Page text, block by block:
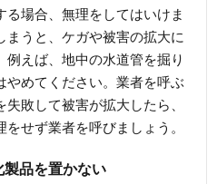
場合、無理をしてはいけま
うと、ケガや被害の拡大に
えば、地中の水道管を掘り
やめてください。業者を呼ぶ
敗して被害が拡大したら、
せず業者を呼びましょう。
製品を置かない